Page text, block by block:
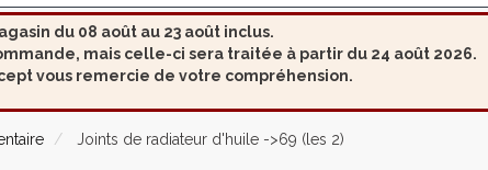
du 08 août au 23 août inclus.
mais celle-ci sera traitée à partir du 24 août 2026.
vous remercie de votre compréhension.
Joints de radiateur d'huile ->69 (les 2)